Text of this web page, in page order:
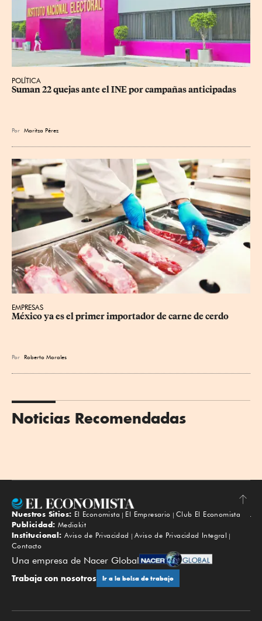
POLÍTICA
Suman 22 quejas ante el INE por campañas anticipadas
Por Maritza Pérez
EMPRESAS
México ya es el primer importador de carne de cerdo
Por Roberto Morales
Noticias Recomendadas
Subir
Nuestros Sitios: El Economista El Empresario
Club El Economista
Publicidad: Mediakit
Institucional: Aviso de Privacidad
Aviso de Privacidad Integral
Contacto
Una empresa de Nacer Global
Trabaja con nosotros Ir a la bolsa de trabajo